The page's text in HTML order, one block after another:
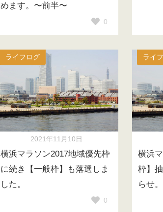
めます。〜前半〜
0
ライフログ
2021年11月10日
横浜マラソン2017地域優先枠
に続き【一般枠】も落選しま
した。
0
ライ
横浜
枠】
らせ